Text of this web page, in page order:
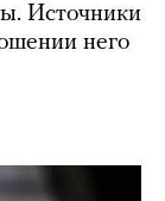
Источники
него